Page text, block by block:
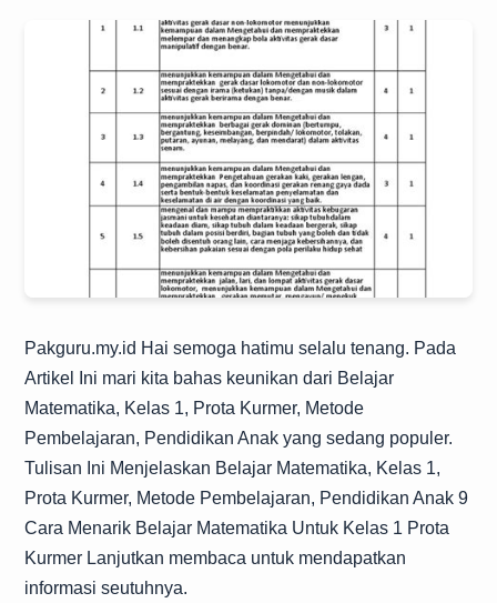
Pakguru.my.id Hai semoga hatimu selalu tenang. Pada
Artikel Ini mari kita bahas keunikan dari Belajar
Matematika, Kelas 1, Prota Kurmer, Metode
Pembelajaran, Pendidikan Anak yang sedang populer.
Tulisan Ini Menjelaskan Belajar Matematika, Kelas 1,
Prota Kurmer, Metode Pembelajaran, Pendidikan Anak 9
Cara Menarik Belajar Matematika Untuk Kelas 1 Prota
Kurmer Lanjutkan membaca untuk mendapatkan
informasi seutuhnya.